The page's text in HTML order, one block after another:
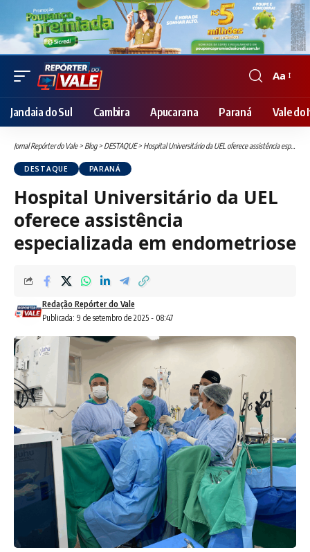
Font
Resizer
Aa
Jandaia do Sul Cambira Apucarana Paraná Vale do
Jornal Repórter do Vale> Blog> DESTAQUE> Hospital Universitário da UEL oferece assistência especializada em endometriose
DESTAQUE PARANÁ
Hospital Universitário da UEL
oferece assistência
especializada em endometriose
Publicada: 9 de setembro de 2025 - 08:47
Redação Repórter do Vale